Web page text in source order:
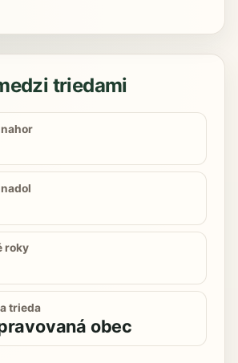
triedami
roky
trieda
obec